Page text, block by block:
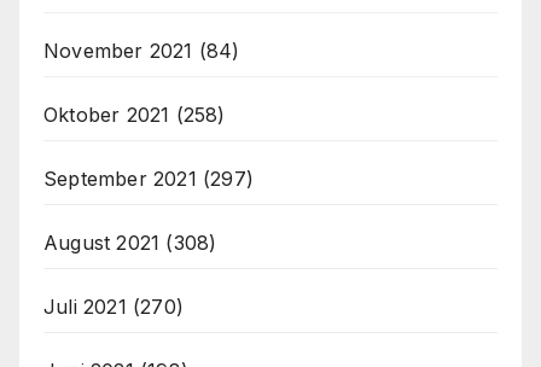
November 2021 (84)
Oktober 2021 (258)
September 2021 (297)
August 2021 (308)
Juli 2021 (270)